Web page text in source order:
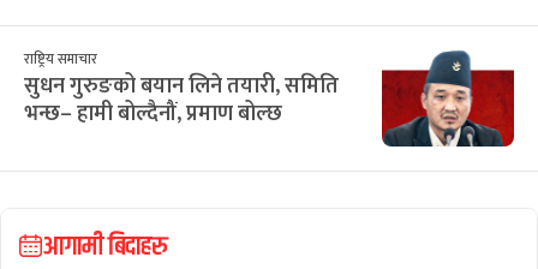
राष्ट्रिय समाचार
सुधन गुरुङको बयान लिने तयारी, समिति
भन्छ– हामी बोल्दैनौं, प्रमाण बोल्छ
आगामी बिदाहरु